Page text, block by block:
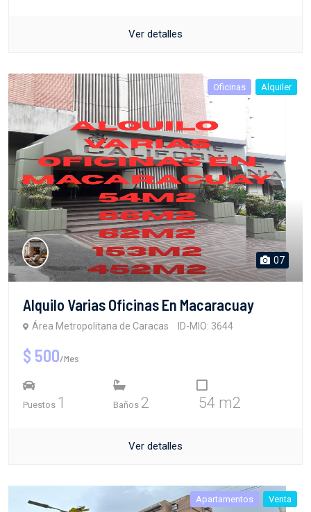
Ver detalles
Oficinas Alquiler
07
Alquilo Varias Oficinas En Macaracuay
Área Metropolitana de Caracas ID-MIO: 3644
$ 500/Mes
Puestos 1 Baños 2 54 m2
Ver detalles
Apartamentos Venta